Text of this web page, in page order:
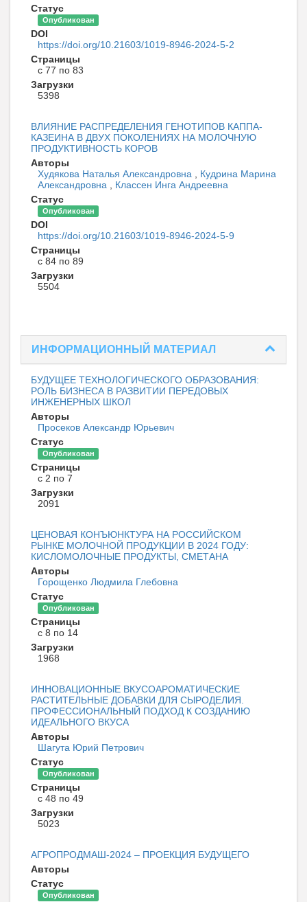
Статус
Опубликован
DOI
https://doi.org/10.21603/1019-8946-2024-5-2
Страницы
с 77 по 83
Загрузки
5398
ВЛИЯНИЕ РАСПРЕДЕЛЕНИЯ ГЕНОТИПОВ КАППА-
КАЗЕИНА В ДВУХ ПОКОЛЕНИЯХ НА МОЛОЧНУЮ
ПРОДУКТИВНОСТЬ КОРОВ
Авторы
Худякова Наталья Александровна
Кудрина Марина
Александровна
Классен Инга Андреевна
Статус
Опубликован
DOI
https://doi.org/10.21603/1019-8946-2024-5-9
Страницы
с 84 по 89
Загрузки
5504
ИНФОРМАЦИОННЫЙ МАТЕРИАЛ
БУДУЩЕЕ ТЕХНОЛОГИЧЕСКОГО ОБРАЗОВАНИЯ:
РОЛЬ БИЗНЕСА В РАЗВИТИИ ПЕРЕДОВЫХ
ИНЖЕНЕРНЫХ ШКОЛ
Авторы
Просеков Александр Юрьевич
Статус
Опубликован
Страницы
с 2 по 7
Загрузки
2091
ЦЕНОВАЯ КОНЪЮНКТУРА НА РОССИЙСКОМ
РЫНКЕ МОЛОЧНОЙ ПРОДУКЦИИ В 2024 ГОДУ:
КИСЛОМОЛОЧНЫЕ ПРОДУКТЫ, СМЕТАНА
Авторы
Горощенко Людмила Глебовна
Статус
Опубликован
Страницы
с 8 по 14
Загрузки
1968
ИННОВАЦИОННЫЕ ВКУСОАРОМАТИЧЕСКИЕ
РАСТИТЕЛЬНЫЕ ДОБАВКИ ДЛЯ СЫРОДЕЛИЯ.
ПРОФЕССИОНАЛЬНЫЙ ПОДХОД К СОЗДАНИЮ
ИДЕАЛЬНОГО ВКУСА
Авторы
Шагута Юрий Петрович
Статус
Опубликован
Страницы
с 48 по 49
Загрузки
5023
АГРОПРОДМАШ-2024 – ПРОЕКЦИЯ БУДУЩЕГО
Авторы
Статус
Опубликован